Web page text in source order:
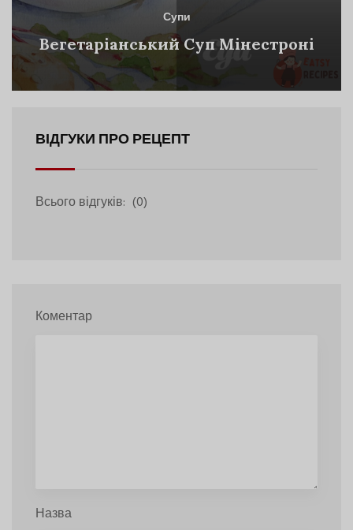
Супи
Вегетаріанський Суп Мінестроні
ВІДГУКИ ПРО РЕЦЕПТ
Всього відгуків: (0)
Коментар
Назва